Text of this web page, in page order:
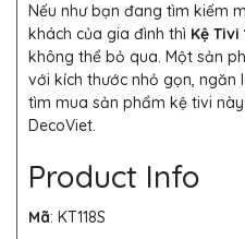
Nếu như bạn đang tìm kiếm
khách của gia đình thì Kệ Tivi
không thể bỏ qua. Một sản
với kích thước nhỏ gọn, ngăn
tìm mua sản phẩm kệ tivi
DecoViet.
Product Info
Mã: KT118S